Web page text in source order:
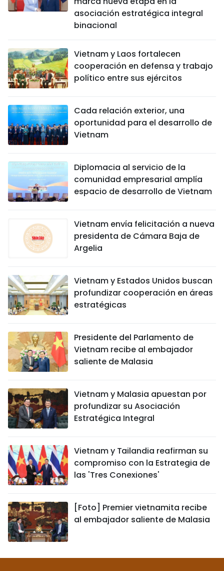
asociación estratégica integral
binacional
Vietnam y Laos fortalecen
cooperación en defensa y trabajo
político entre sus ejércitos
Cada relación exterior, una
oportunidad para el desarrollo de
Vietnam
Diplomacia al servicio de la
comunidad empresarial amplía
espacio de desarrollo de Vietnam
Vietnam envía felicitación a nueva
presidenta de Cámara Baja de
Argelia
Vietnam y Estados Unidos buscan
profundizar cooperación en áreas
estratégicas
Presidente del Parlamento de
Vietnam recibe al embajador
saliente de Malasia
Vietnam y Malasia apuestan por
profundizar su Asociación
Estratégica Integral
Vietnam y Tailandia reafirman su
compromiso con la Estrategia de
las 'Tres Conexiones'
[Foto] Premier vietnamita recibe
al embajador saliente de Malasia